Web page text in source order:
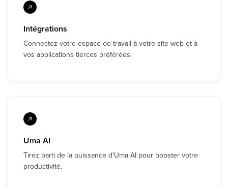
Intégrations
Connectez votre espace de travail à votre site web et à
vos applications tierces préférées.
Uma AI
Tirez parti de la puissance d'Uma AI pour booster votre
productivité.